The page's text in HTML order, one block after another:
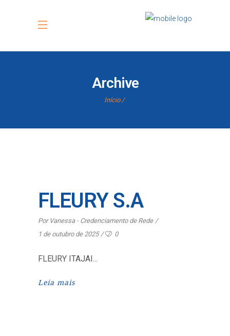
Archive
Início
FLEURY S.A
Por Vanessa - Credenciamento de Rede
1 de outubro de 2025
0
FLEURY ITAJAI
Leia mais